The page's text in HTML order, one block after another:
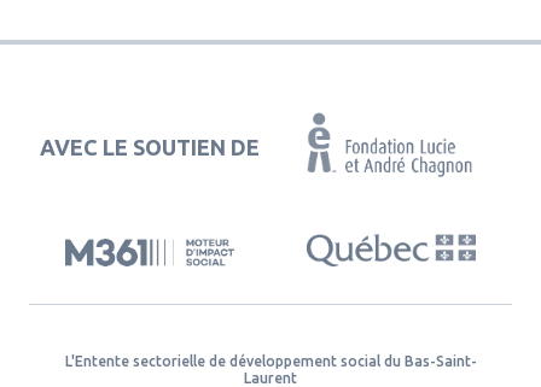
AVEC LE SOUTIEN DE
L'Entente sectorielle de développement social du Bas-Saint-
Laurent